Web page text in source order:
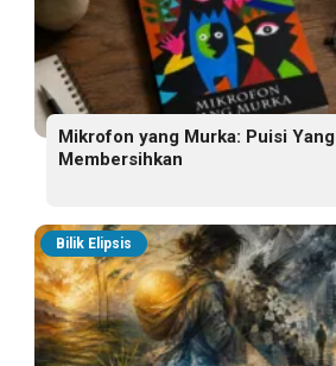
Mikrofon yang Murka: Puisi Yang
Membersihkan
Bilik Elipsis